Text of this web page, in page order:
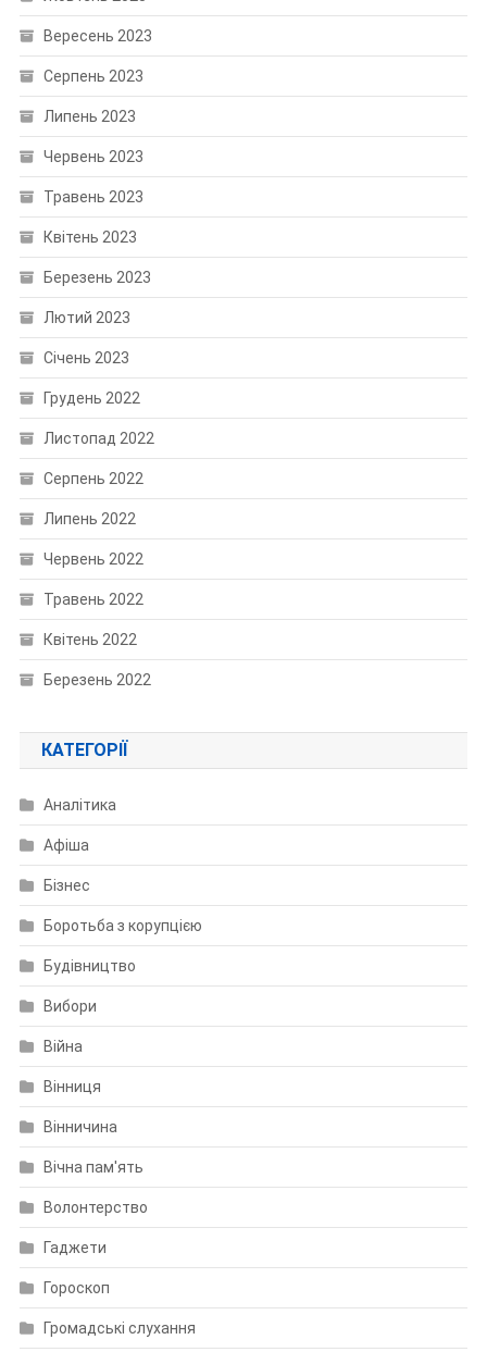
Вересень 2023
Серпень 2023
Липень 2023
Червень 2023
Травень 2023
Квітень 2023
Березень 2023
Лютий 2023
Січень 2023
Грудень 2022
Листопад 2022
Серпень 2022
Липень 2022
Червень 2022
Травень 2022
Квітень 2022
Березень 2022
КАТЕГОРІЇ
Аналітика
Афіша
Бізнес
Боротьба з корупцією
Будівництво
Вибори
Війна
Вінниця
Вінничина
Вічна пам'ять
Волонтерство
Гаджети
Гороскоп
Громадські слухання